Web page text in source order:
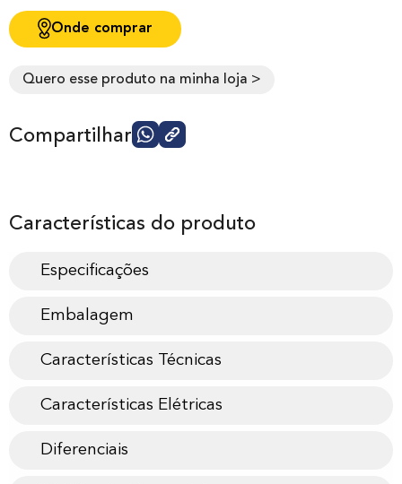
Onde comprar
Quero esse produto na minha loja >
Compartilhar
Características do produto
Especificações
Embalagem
Características Técnicas
Características Elétricas
Diferenciais